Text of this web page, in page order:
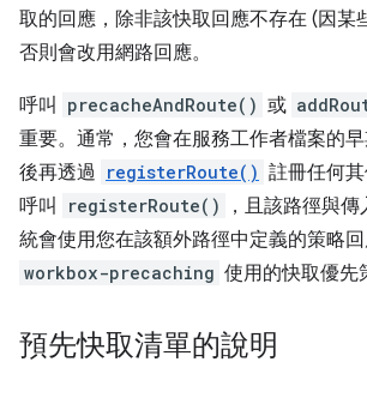
取的回應，除非該快取回應不存在 (因某
否則會改用網路回應。
呼叫 precacheAndRoute() 或
重要。通常，您會在服務工作者檔案的
後再透過 registerRoute() 註冊任何
呼叫
registerRoute()
，且該路徑與
統會使用您在該額外路徑中定義的策略
workbox-precaching 使用的快取優先
預先快取清單的說明